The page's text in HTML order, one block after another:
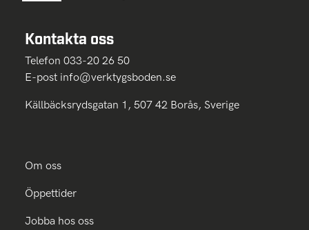
Kontakta oss
Telefon 033-20 26 50
E-post info@verktygsboden.se
Källbäcksrydsgatan 1, 507 42 Borås, Sverige
Om oss
Öppettider
Jobba hos oss